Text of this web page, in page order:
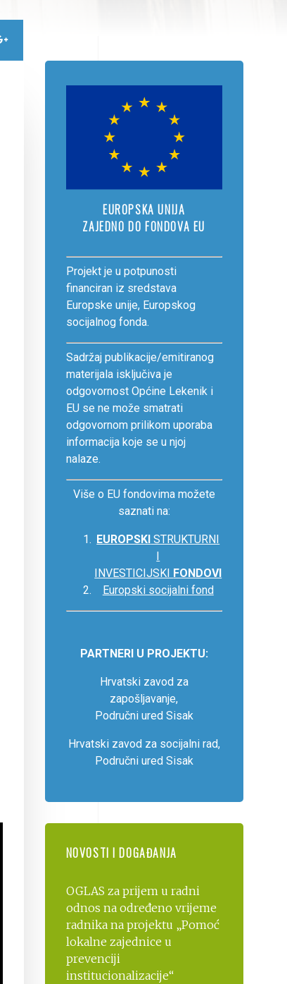
EUROPSKA UNIJA
ZAJEDNO DO FONDOVA EU
Projekt je u potpunosti
financiran iz sredstava
Europske unije, Europskog
socijalnog fonda.
Sadržaj publikacije/emitiranog
materijala isključiva je
odgovornost Općine Lekenik i
EU se ne može smatrati
odgovornom prilikom uporaba
informacija koje se u njoj
nalaze.
Više o EU fondovima možete
saznati na:
EUROPSKI STRUKTURNI
INVESTICIJSKI
FONDOVI
Europski socijalni fond
PARTNERI U PROJEKTU:
Hrvatski zavod za
zapošljavanje,
Područni ured Sisak
Hrvatski zavod za socijalni rad,
Područni ured Sisak
NOVOSTI I DOGAĐANJA
OGLAS za prijem u radni
odnos na određeno vrijeme
radnika na projektu „Pomoć
lokalne zajednice u
prevenciji
institucionalizacije“